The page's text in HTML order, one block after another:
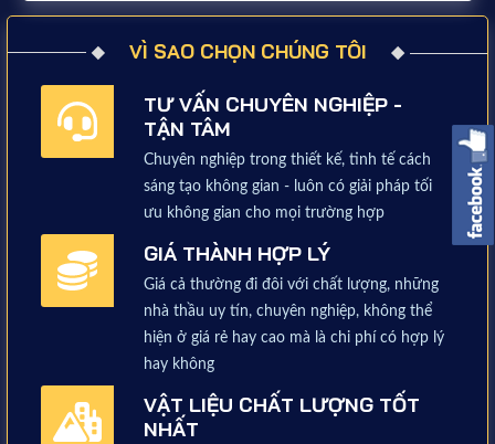
VÌ SAO CHỌN CHÚNG TÔI
TƯ VẤN CHUYÊN NGHIỆP -
TẬN TÂM
Chuyên nghiệp trong thiết kế, tinh tế cách
sáng tạo không gian - luôn có giải pháp tối
ưu không gian cho mọi trường hợp
GIÁ THÀNH HỢP LÝ
Giá cả thường đi đôi với chất lượng, những
nhà thầu uy tín, chuyên nghiệp, không thể
hiện ở giá rẻ hay cao mà là chi phí có hợp lý
hay không
VẬT LIỆU CHẤT LƯỢNG TỐT
NHẤT